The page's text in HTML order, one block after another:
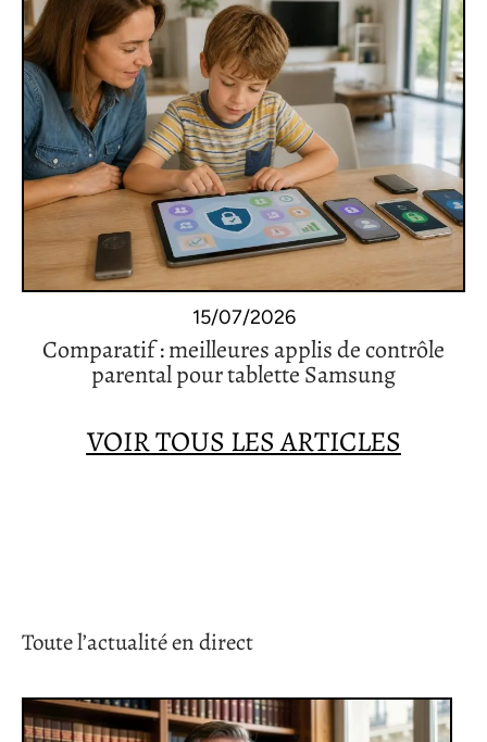
15/07/2026
Comparatif : meilleures applis de contrôle
parental pour tablette Samsung
VOIR TOUS LES ARTICLES
Toute l’actualité en direct